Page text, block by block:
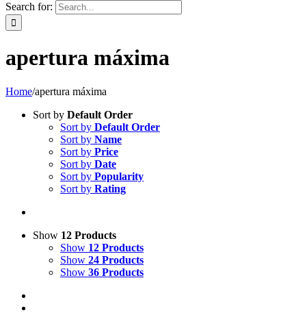
Search for:
apertura máxima
Home/apertura máxima
Sort by Default Order
Sort by Default Order
Sort by Name
Sort by Price
Sort by Date
Sort by Popularity
Sort by Rating
Show 12 Products
Show 12 Products
Show 24 Products
Show 36 Products